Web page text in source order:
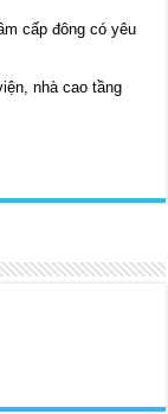
cấp đông có yêu
nhà cao tầng